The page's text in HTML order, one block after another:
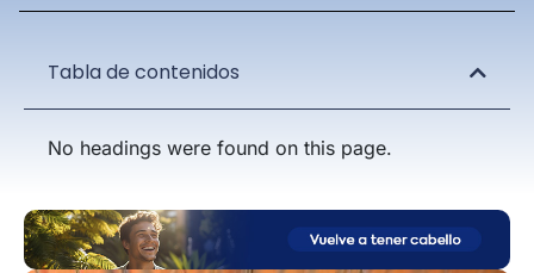
Tabla de contenidos
No headings were found on this page.